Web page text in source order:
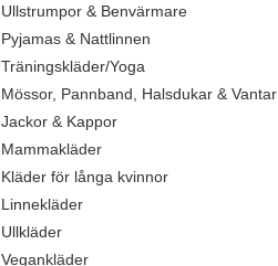
Ullstrumpor & Benvärmare
Pyjamas & Nattlinnen
Träningskläder/Yoga
Mössor, Pannband, Halsdukar & Vantar
Jackor & Kappor
Mammakläder
Kläder för långa kvinnor
Linnekläder
Ullkläder
Vegankläder